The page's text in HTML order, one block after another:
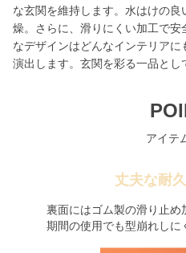
な玄関を維持します。水はけの
燥。さらに、滑りにくい加工で
なデザインはどんなインテリア
演出します。玄関を彩る一品とし
アイテ
丈夫な耐
裏面にはゴム製の滑り止め
期間の使用でも型崩れしに